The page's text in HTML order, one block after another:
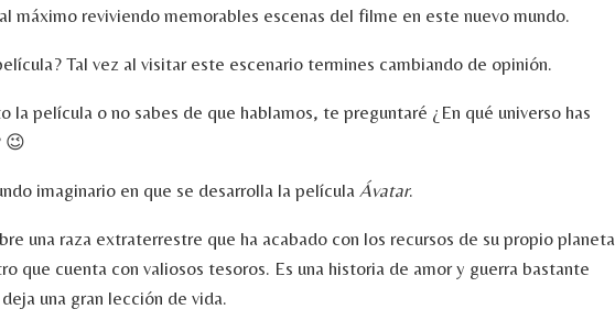
máximo reviviendo memorables escenas del filme en este nuevo mundo.
Tal vez al visitar este escenario termines cambiando de opinión.
la película o no sabes de que hablamos, te preguntaré ¿En qué universo has
😉
imaginario en que se desarrolla la película Ávatar.
una raza extraterrestre que ha acabado con los recursos de su propio planeta
que cuenta con valiosos tesoros. Es una historia de amor y guerra bastante
una gran lección de vida.